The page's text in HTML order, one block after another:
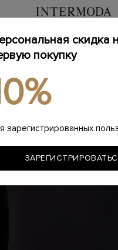
/ Одежда /
с фактурной
скидка
покупку
зарегистрированных